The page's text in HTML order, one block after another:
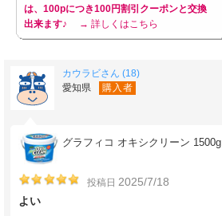
は、100pにつき100円割引クーポンと交換
出来ます♪
→ 詳しくはこちら
カウラビさん (18)
愛知県
購入者
グラフィコ オキシクリーン 1500g
投稿日 2025/7/18
よい